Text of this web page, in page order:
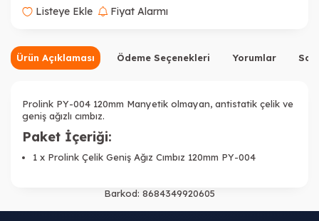
Listeye Ekle Fiyat Alarmı
Ürün Açıklaması Ödeme Seçenekleri Yorumlar
Prolink PY-004 120mm Manyetik olmayan, antistatik çelik ve
geniş ağızlı cımbız.
Paket İçeriği:
1 x Prolink Çelik Geniş Ağız Cımbız 120mm PY-004
Barkod: 8684349920605